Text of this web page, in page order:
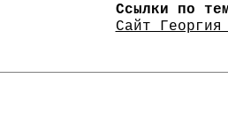
Ссылки по
Сайт